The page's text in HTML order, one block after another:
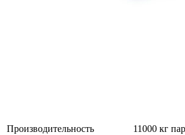
Производительность
11000 кг